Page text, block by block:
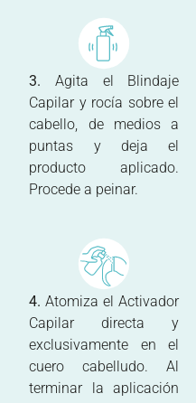
3. Agita el Blindaje
Capilar y rocía sobre el
cabello, de medios a
puntas y deja el
producto aplicado.
Procede a peinar.
4. Atomiza el Activador
Capilar directa y
exclusivamente en el
cuero cabelludo. Al
terminar la aplicación